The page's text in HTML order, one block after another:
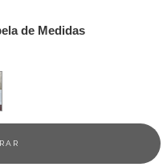
de Medidas